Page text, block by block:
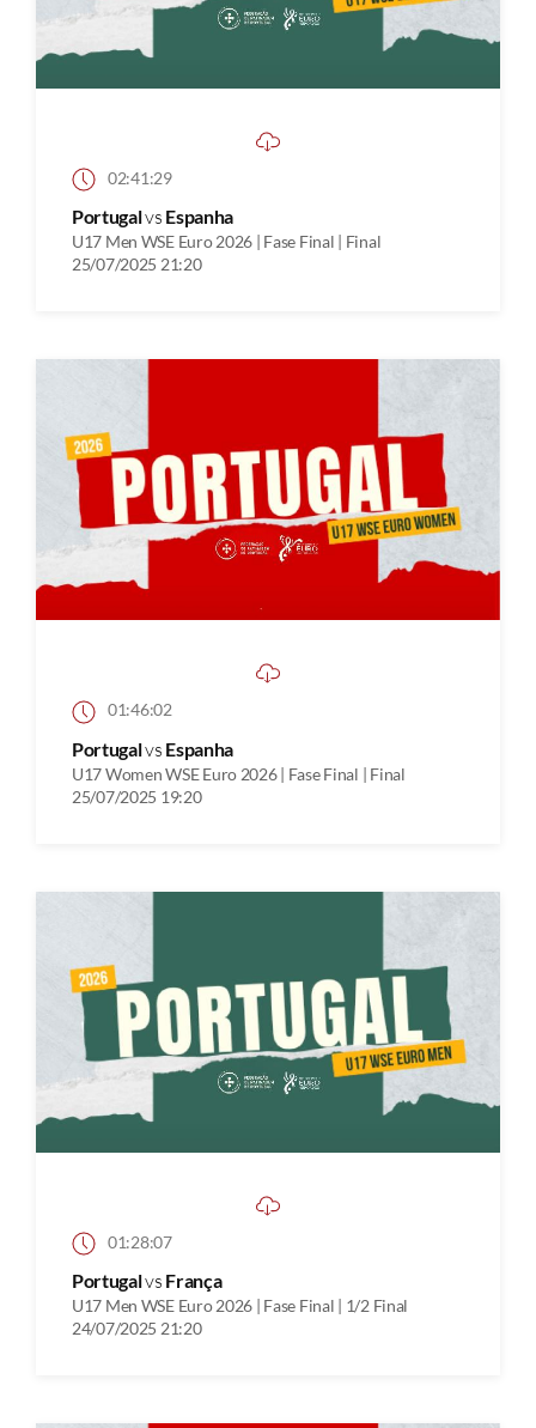
02:41:29
Portugalvs Espanha
U17 Men WSE Euro 2026 | Fase Final | Final
25/07/2025 21:20
01:46:02
Portugalvs Espanha
U17 Women WSE Euro 2026 | Fase Final | Final
25/07/2025 19:20
01:28:07
Portugalvs França
U17 Men WSE Euro 2026 | Fase Final | 1/2 Final
24/07/2025 21:20